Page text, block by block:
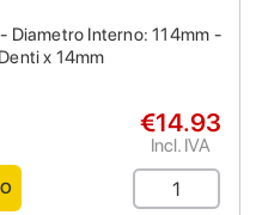
Diametro Interno: 114mm -
x 14mm
€14.93
Incl. IVA